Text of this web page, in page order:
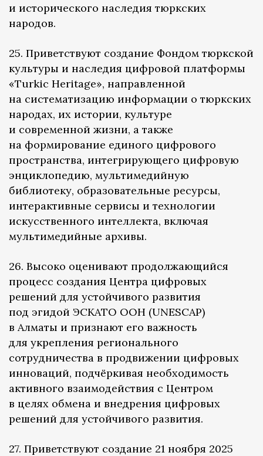
и исторического наследия тюркских
народов.
25. Приветствуют создание Фондом тюркской
культуры и наследия цифровой платформы
«Turkic Heritage», направленной
на систематизацию информации о тюркских
народах, их истории, культуре
и современной жизни, а также
на формирование единого цифрового
пространства, интегрирующего цифровую
энциклопедию, мультимедийную
библиотеку, образовательные ресурсы,
интерактивные сервисы и технологии
искусственного интеллекта, включая
мультимедийные архивы.
26. Высоко оценивают продолжающийся
процесс создания Центра цифровых
решений для устойчивого развития
под эгидой ЭСКАТО ООН (UNESCAP)
в Алматы и признают его важность
для укрепления регионального
сотрудничества в продвижении цифровых
инноваций, подчёркивая необходимость
активного взаимодействия с Центром
в целях обмена и внедрения цифровых
решений для устойчивого развития.
27. Приветствуют создание 21 ноября 2025